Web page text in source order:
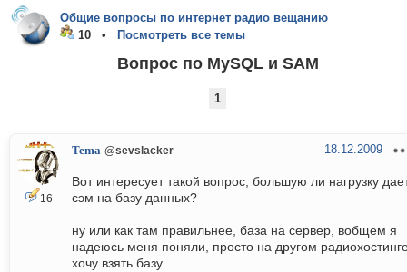
Общие вопросы по интернет радио вещанию
10 •
Посмотреть все темы
Вопрос по MySQL и SAM
1
16
Tema @sevslacker 18.12.2009
Вот интересует такой вопрос, большую ли нагрузку
сэм на базу данных?
ну или как там правильнее, база на сервер, вобщем я
надеюсь меня поняли, просто на другом
хочу взять базу